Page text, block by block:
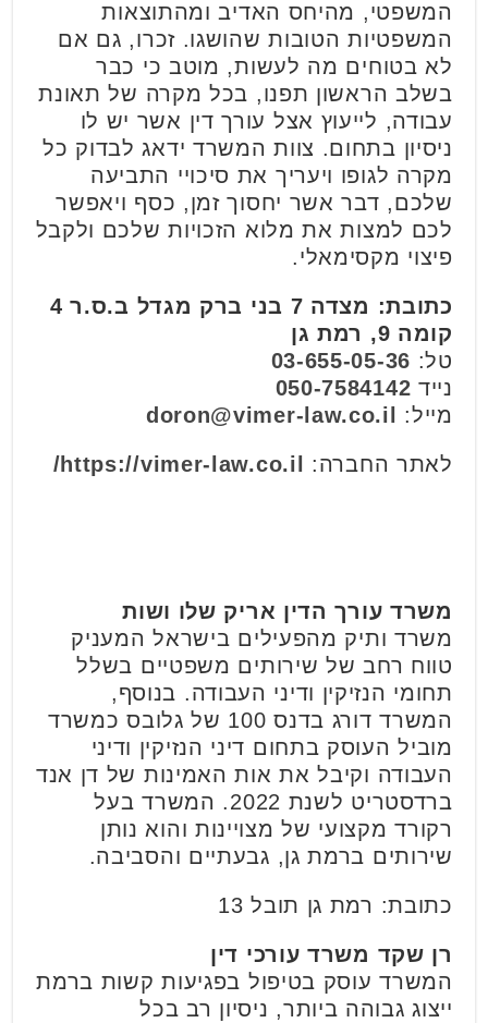
המשפטי, מהיחס האדיב ומהתוצאות
המשפטיות הטובות שהושגו. זכרו, גם אם
לא בטוחים מה לעשות, מוטב כי כבר
בשלב הראשון תפנו, בכל מקרה של תאונת
עבודה, לייעוץ אצל עורך דין אשר יש לו
ניסיון בתחום. צוות המשרד ידאג לבדוק כל
מקרה לגופו ויעריך את סיכויי התביעה
שלכם, דבר אשר יחסוך זמן, כסף ויאפשר
לכם למצות את מלוא הזכויות שלכם ולקבל
פיצוי מקסימאלי.
כתובת: מצדה 7 בני ברק מגדל ב.ס.ר 4
קומה 9, רמת גן
טל: 03-655-05-36
נייד
מייל:
doron@vimer-law.co.il
לאתר החברה: https://vimer-law.co.il/
משרד עורך הדין אריק שלו ושות
משרד ותיק מהפעילים בישראל המעניק
טווח רחב של שירותים משפטיים בשלל
תחומי הנזיקין ודיני העבודה. בנוסף,
המשרד דורג בדנס 100 של גלובס כמשרד
מוביל העוסק בתחום דיני הנזיקין ודיני
העבודה וקיבל את אות האמינות של דן אנד
ברדסטריט לשנת 2022. המשרד בעל
רקורד מקצועי של מצויינות והוא נותן
שירותים ברמת גן, גבעתיים והסביבה.
כתובת: רמת גן תובל 13
רן שקד משרד עורכי דין
המשרד עוסק בטיפול בפגיעות קשות ברמת
ייצוג גבוהה ביותר, ניסיון רב בכל